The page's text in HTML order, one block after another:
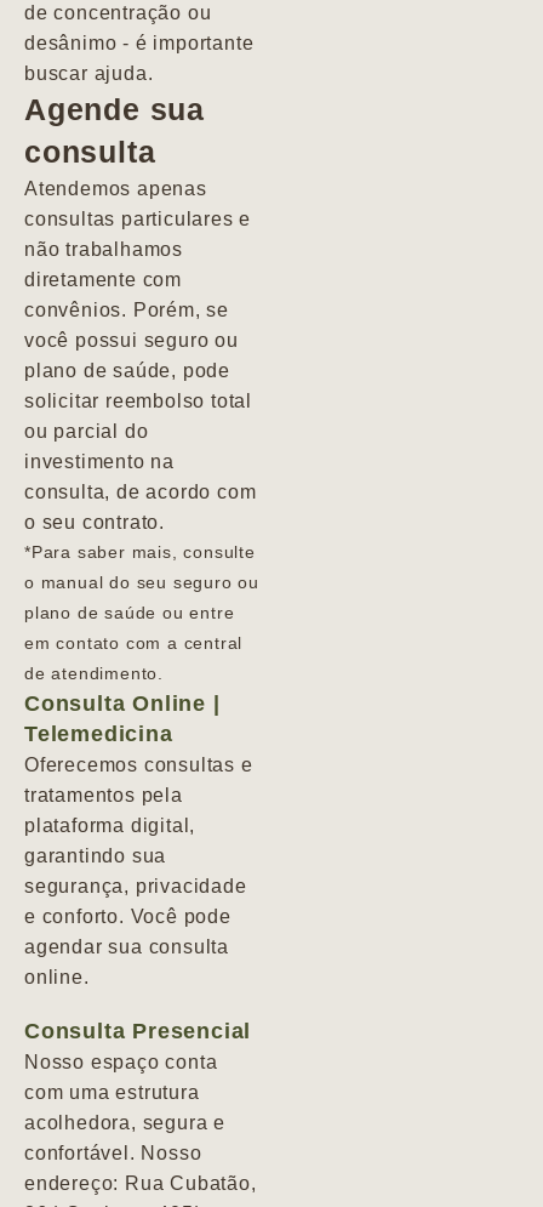
de concentração ou
desânimo - é importante
buscar ajuda.
Agende sua
consulta
Atendemos apenas
consultas particulares e
não trabalhamos
diretamente com
convênios. Porém, se
você possui seguro ou
plano de saúde, pode
solicitar reembolso total
ou parcial do
investimento na
consulta, de acordo com
o seu contrato.
*Para saber mais, consulte
o manual do seu seguro ou
plano de saúde ou entre
em contato com a central
de atendimento.
Consulta Online |
Telemedicina
Oferecemos consultas e
tratamentos pela
plataforma digital,
garantindo sua
segurança, privacidade
e conforto. Você pode
agendar sua consulta
online.
Consulta Presencial
Nosso espaço conta
com uma estrutura
acolhedora, segura e
confortável. Nosso
endereço: Rua Cubatão,